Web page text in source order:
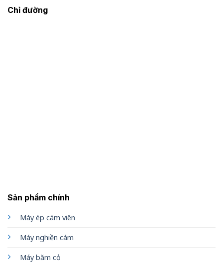
Sản phẩm chính
Máy ép cám viên
Máy nghiền cám
Máy băm cỏ
Chỉ đường